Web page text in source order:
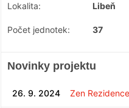
Lokalita: Libeň
Počet jednotek: 37
Novinky projektu
26. 9. 2024 Zen Rezidence